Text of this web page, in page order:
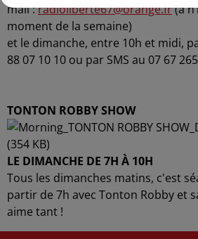
mail :radioliberte67@orange.fr(à
moment de la semaine)
et le dimanche, entre 10h et midi,
88 07 10 10 ou par SMS au 07 67
TONTON ROBBY SHOW
LE DIMANCHE DE 7H À 10H
Tous les dimanches matins, c'est
partir de 7h avec Tonton Robby et
aime tant !